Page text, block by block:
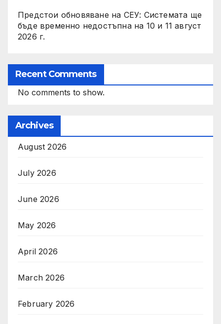
Предстои обновяване на СЕУ: Системата ще
бъде временно недостъпна на 10 и 11 август
2026 г.
Recent Comments
No comments to show.
Archives
August 2026
July 2026
June 2026
May 2026
April 2026
March 2026
February 2026